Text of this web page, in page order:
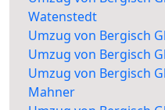
Watenstedt
Umzug von Bergisch
Umzug von Bergisch
Umzug von Bergisch
Mahner